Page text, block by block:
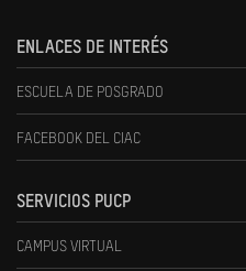
ENLACES DE INTERÉS
ESCUELA DE POSGRADO
FACEBOOK DEL CIAC
SERVICIOS PUCP
CAMPUS VIRTUAL